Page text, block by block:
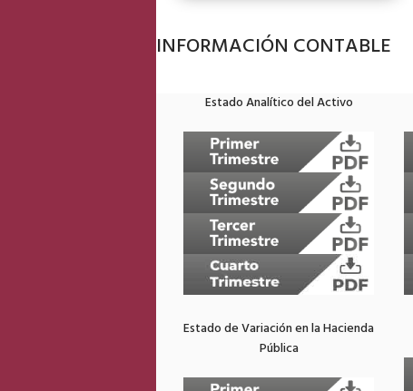
INFORMACIÓN CONTABLE
Estado Analítico del Activo
Estado de Variación en la Hacienda
Pública